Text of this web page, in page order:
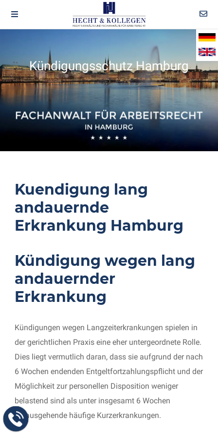
Kündigungsschutz Hamburg
Kuendigung lang
andauernde
Erkrankung Hamburg
Kündigung wegen lang
andauernder
Erkrankung
Kündigungen wegen Langzeiterkrankungen spielen in
der gerichtlichen Praxis eine eher untergeordnete Rolle.
Dies liegt vermutlich daran, dass sie aufgrund der nach
6 Wochen endenden Entgeltfortzahlungspflicht und der
Möglichkeit zur personellen Disposition weniger
belastend sind als unter insgesamt 6 Wochen
hinausgehende häufige Kurzerkrankungen.